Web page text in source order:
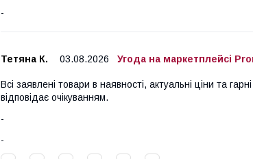
Тетяна К. 03.08.2026 Угода на маркетплейсі
Всі заявлені товари в наявності, актуальні ціни та
відповідає очікуванням.